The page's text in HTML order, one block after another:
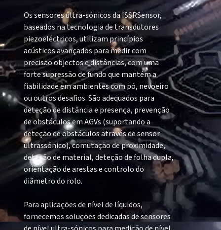
Os sensores ultra-sónicos da ISSRSensor,
baseados na tecnologia de transdutores
piezoeléctricos, utilizam princípios
acústicos avançados para medir com
precisão objectos e distâncias, com uma
forte supressão de fundo que mantém a
fiabilidade em ambientes com pó, nevoeiro
ou outros desafios. São adequados para
deteção de distância e presença, prevenção
de obstáculos em AGVs (suportando a
deteção de obstáculos através de sensor
ultrassónico), comutação de proximidade,
deteção de material, deteção de folha dupla,
orientação de arestas e controlo do
diâmetro do rolo.
Para aplicações de nível de líquidos,
fornecemos soluções dedicadas de sensores